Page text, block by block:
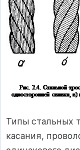
Типы стальных
касания,